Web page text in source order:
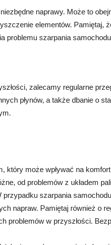
naprawy. Może to
elementów. Pamiętaj,
problemu szarpania
zalecamy regularne
płynów, a także dbanie o
który może wpływać na
od problemów z układem
przypadku szarpania
napraw. Pamiętaj również o
problemów w przyszłości.